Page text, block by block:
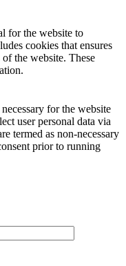
for the website to
cookies that ensures
the website. These
for the website
user personal data via
termed as non-necessary
prior to running